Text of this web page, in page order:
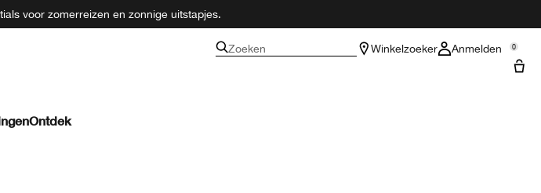
voor zomerreizen en zonnige uitstapjes.
Zoeken Winkelzoeker Anmelden 0
Ontdek